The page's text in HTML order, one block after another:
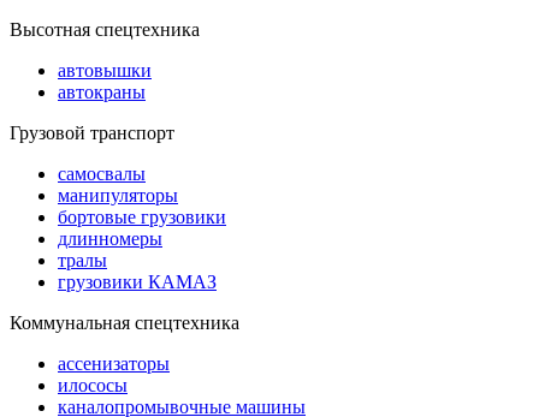
Высотная спецтехника
автовышки
автокраны
Грузовой транспорт
самосвалы
манипуляторы
бортовые грузовики
длинномеры
тралы
грузовики КАМАЗ
Коммунальная спецтехника
ассенизаторы
илососы
каналопромывочные машины